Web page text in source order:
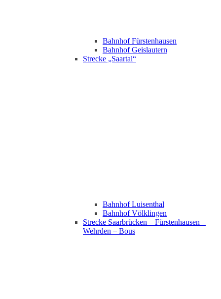
Bahnhof Fürstenhausen
Bahnhof Geislautern
Strecke „Saartal“
Bahnhof Luisenthal
Bahnhof Völklingen
Strecke Saarbrücken – Fürstenhausen –
Wehrden – Bous